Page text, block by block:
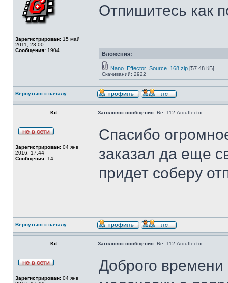
Зарегистрирован: 15 май
2011, 23:00
Сообщения: 1904
Отпишитесь как
Вложения:
Nano_Effector_Source_168.zip [57.48 КБ]
Скачиваний: 2922
Вернуться к началу
Kit Заголовок сообщения: Re: 112-Arduffector
Зарегистрирован: 04 янв
2016, 17:44
Сообщения: 14
Спасибо
заказал да еще
придет соберу
Вернуться к началу
Kit Заголовок сообщения: Re: 112-Arduffector
Зарегистрирован: 04 янв
Доброго времени